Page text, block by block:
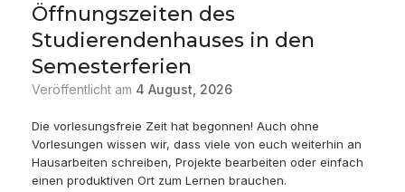
Öffnungszeiten des
Studierendenhauses in den
Semesterferien
Veröffentlicht am 4 August, 2026
Die vorlesungsfreie Zeit hat begonnen! Auch ohne
Vorlesungen wissen wir, dass viele von euch weiterhin an
Hausarbeiten schreiben, Projekte bearbeiten oder einfach
einen produktiven Ort zum Lernen brauchen.